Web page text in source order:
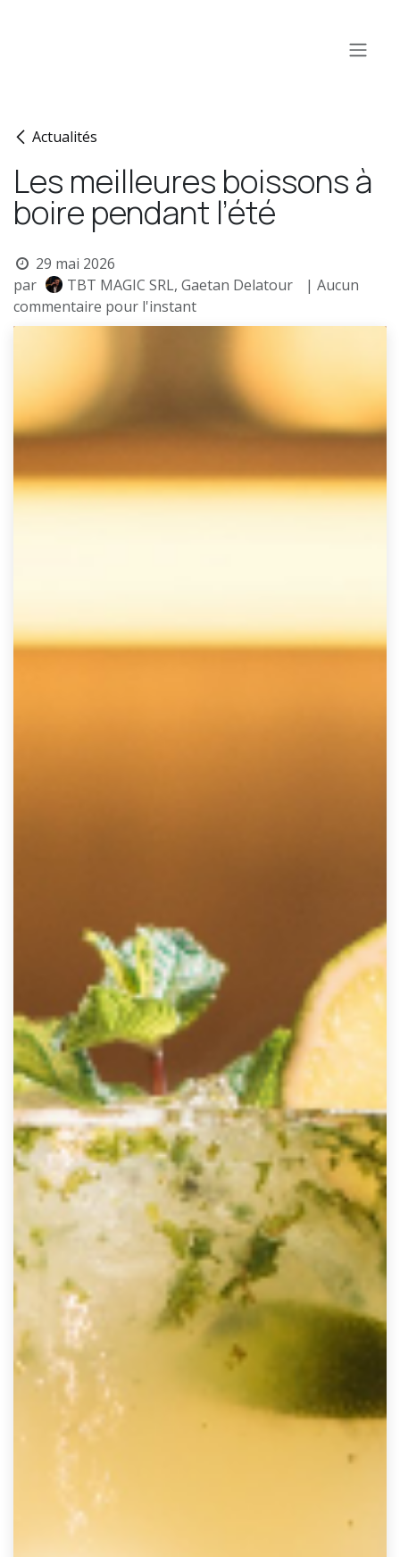
Actualités
Les meilleures boissons à
boire pendant l’été
29 mai 2026
par
TBT MAGIC SRL, Gaetan Delatour
| Aucun
commentaire pour l'instant